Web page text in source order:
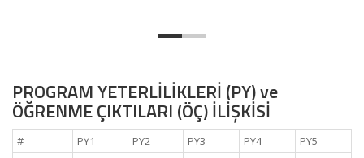
PROGRAM YETERLİLİKLERİ (PY) ve
ÖĞRENME ÇIKTILARI (ÖÇ) İLİŞKİSİ
# PY1 PY2 PY3 PY4
PY5